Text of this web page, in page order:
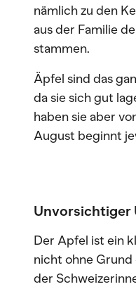
nämlich zu den
aus der Familie
stammen.
Äpfel sind das
da sie sich gut
haben sie aber
August beginnt
Unvorsichtiger
Der Apfel ist ein
nicht ohne
der